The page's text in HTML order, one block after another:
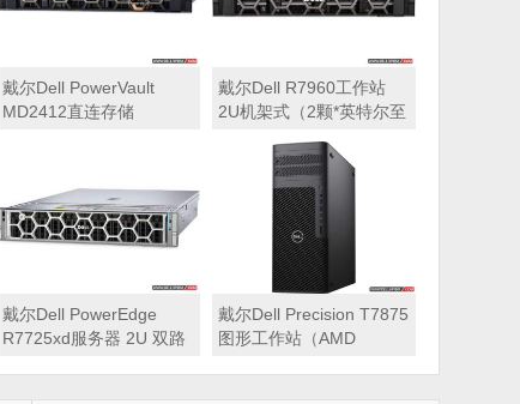
戴尔Dell PowerVault
MD2412直连存储
戴尔Dell R7960工作站
2U机架式（2颗*英特尔至
十四核心丨256GB 内存
丨1T固态硬盘+2块*8TB
硬盘丨2*RTX A6000
48GB显卡丨2400W双电
源丨三年质保）
戴尔Dell PowerEdge
R7725xd服务器 2U 双路
戴尔Dell Precision T7875
图形工作站（AMD